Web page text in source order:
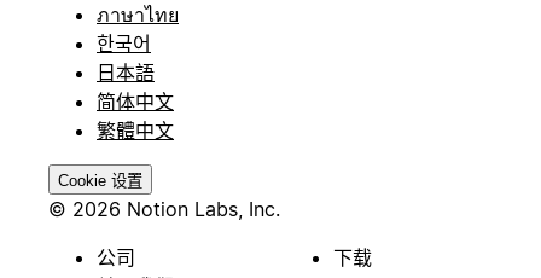
ภาษาไทย
한국어
日本語
简体中文
繁體中文
Cookie 设置
© 2026 Notion Labs, Inc.
公司
下载